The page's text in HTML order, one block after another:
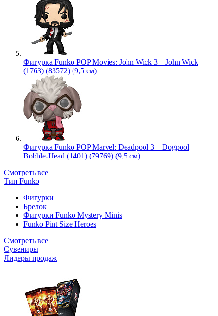
Фигурка Funko POP Movies: John Wick 3 – John Wick
(1763) (83572) (9,5 см)
Фигурка Funko POP Marvel: Deadpool 3 – Dogpool
Bobble-Head (1401) (79769) (9,5 см)
Смотреть все
Тип Funko
Фигурки
Брелок
Фигурки Funko Mystery Minis
Funko Pint Size Heroes
Смотреть все
Сувениры
Лидеры продаж